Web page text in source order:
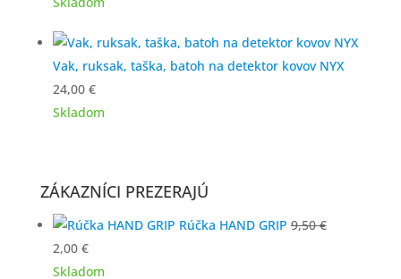
Vak, ruksak, taška, batoh na detektor kovov NYX
24,00 €
Skladom
ZÁKAZNÍCI PREZERAJÚ
Rúčka HAND GRIP 9,50€
Pôvodná
cena
2,00 €Aktuálna
cena
Skladom